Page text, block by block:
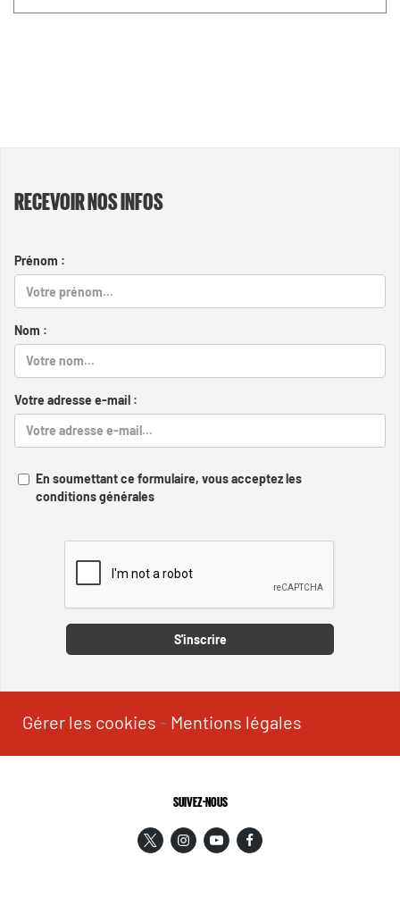
RECEVOIR NOS INFOS
Prénom :
Nom :
Votre adresse e-mail :
En soumettant ce formulaire, vous acceptez les
conditions générales
S'inscrire
Gérer les cookies - Mentions légales
SUIVEZ-NOUS